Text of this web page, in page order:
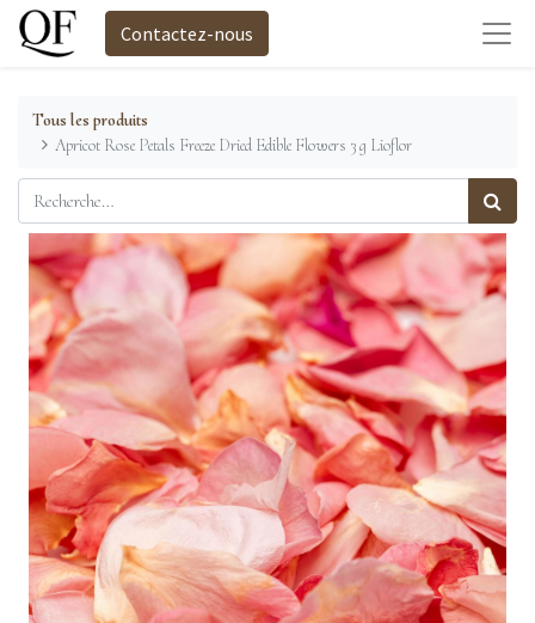
Contactez-nous
Tous les produits
Apricot Rose Petals Freeze Dried Edible Flowers 3 g Lioflor